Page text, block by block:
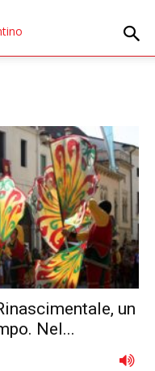
un
Nel...